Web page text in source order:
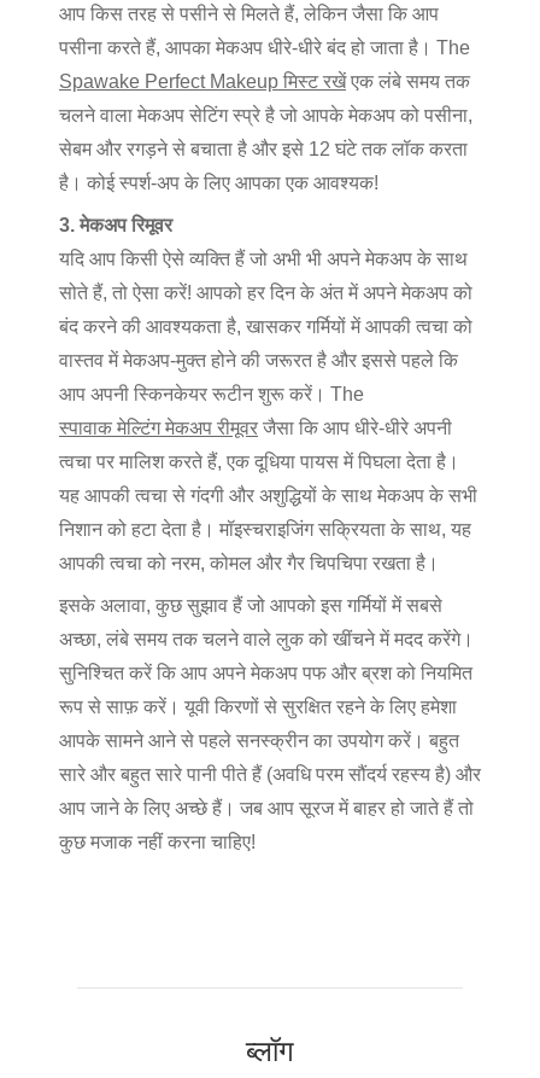
आप किस तरह से पसीने से मिलते हैं, लेकिन जैसा कि आप
पसीना करते हैं, आपका मेकअप धीरे-धीरे बंद हो जाता है। The
Spawake Perfect Makeup मिस्ट रखेंएक लंबे समय तक
चलने वाला मेकअप सेटिंग स्प्रे है जो आपके मेकअप को पसीना,
सेबम और रगड़ने से बचाता है और इसे 12 घंटे तक लॉक करता
है। कोई स्पर्श-अप के लिए आपका एक आवश्यक!
3. मेकअप रिमूवर
यदि आप किसी ऐसे व्यक्ति हैं जो अभी भी अपने मेकअप के साथ
सोते हैं, तो ऐसा करें! आपको हर दिन के अंत में अपने मेकअप को
बंद करने की आवश्यकता है, खासकर गर्मियों में आपकी त्वचा को
वास्तव में मेकअप-मुक्त होने की जरूरत है और इससे पहले कि
आप अपनी स्किनकेयर रूटीन शुरू करें। The
स्पावाक मेल्टिंग मेकअप रीमूवर जैसा कि आप धीरे-धीरे अपनी
त्वचा पर मालिश करते हैं, एक दूधिया पायस में पिघला देता है।
यह आपकी त्वचा से गंदगी और अशुद्धियों के साथ मेकअप के सभी
निशान को हटा देता है। मॉइस्चराइजिंग सक्रियता के साथ, यह
आपकी त्वचा को नरम, कोमल और गैर चिपचिपा रखता है।
इसके अलावा, कुछ सुझाव हैं जो आपको इस गर्मियों में सबसे
अच्छा, लंबे समय तक चलने वाले लुक को खींचने में मदद करेंगे।
सुनिश्चित करें कि आप अपने मेकअप पफ और ब्रश को नियमित
रूप से साफ़ करें। यूवी किरणों से सुरक्षित रहने के लिए हमेशा
आपके सामने आने से पहले सनस्क्रीन का उपयोग करें। बहुत
सारे और बहुत सारे पानी पीते हैं (अवधि परम सौंदर्य रहस्य है) और
आप जाने के लिए अच्छे हैं। जब आप सूरज में बाहर हो जाते हैं तो
कुछ मजाक नहीं करना चाहिए!
ब्लॉग